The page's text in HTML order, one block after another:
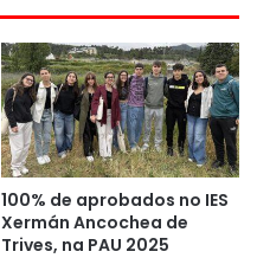
100% de aprobados no IES
Xermán Ancochea de
Trives, na PAU 2025